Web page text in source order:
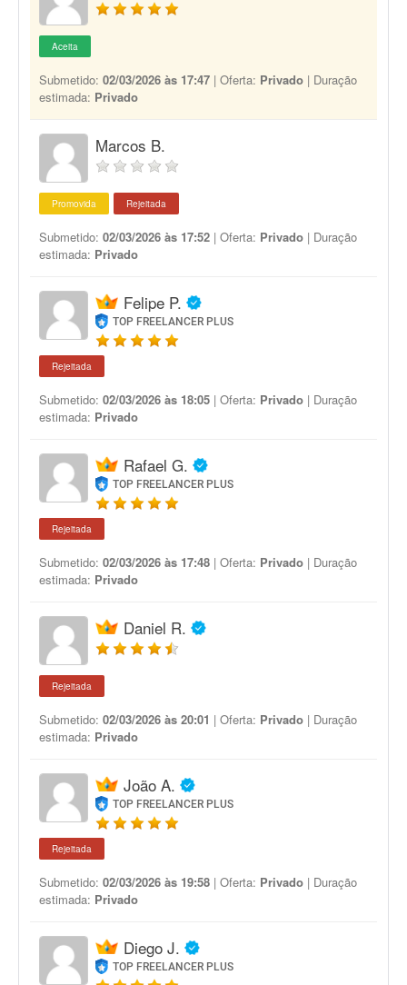
Aceita
Submetido: 02/03/2026 às 17:47 | Oferta: Privado | Duração
estimada: Privado
Marcos B.
Promovida Rejeitada
Submetido: 02/03/2026 às 17:52 | Oferta: Privado | Duração
estimada: Privado
Felipe P.
TOP FREELANCER PLUS
Rejeitada
Submetido: 02/03/2026 às 18:05 | Oferta: Privado | Duração
estimada: Privado
Rafael G.
TOP FREELANCER PLUS
Rejeitada
Submetido: 02/03/2026 às 17:48 | Oferta: Privado | Duração
estimada: Privado
Daniel R.
Rejeitada
Submetido: 02/03/2026 às 20:01 | Oferta: Privado | Duração
estimada: Privado
João A.
TOP FREELANCER PLUS
Rejeitada
Submetido: 02/03/2026 às 19:58 | Oferta: Privado | Duração
estimada: Privado
Diego J.
TOP FREELANCER PLUS